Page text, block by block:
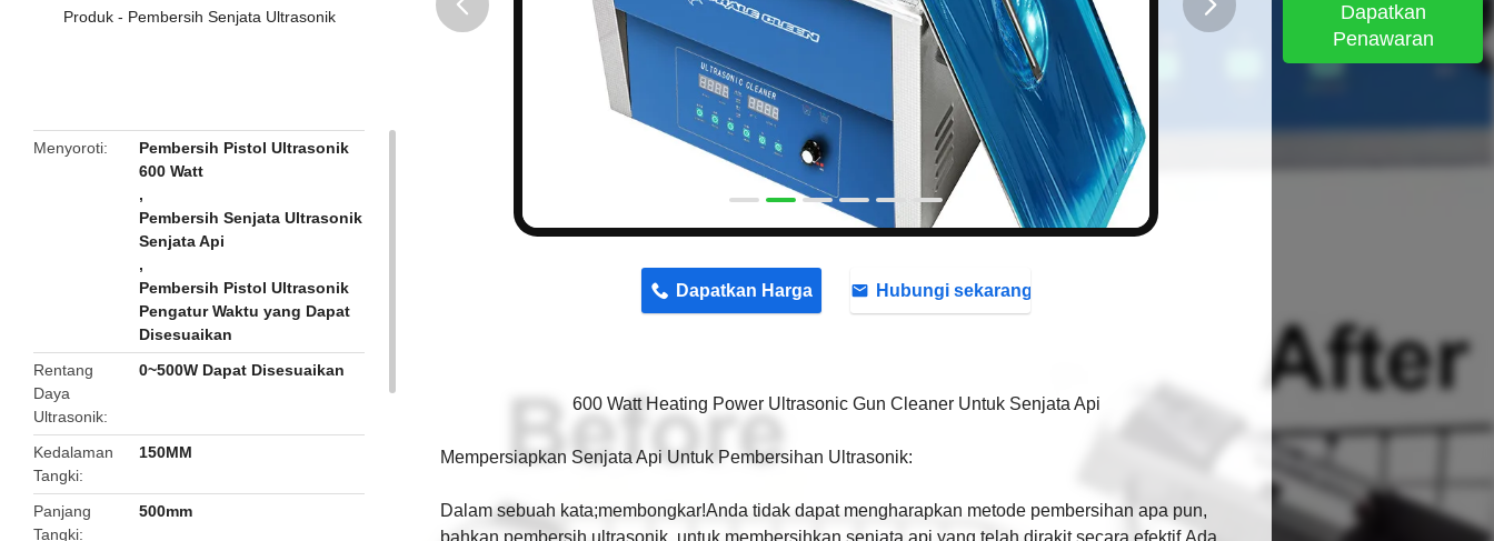
Produk- Pembersih Senjata Ultrasonik
Menyoroti
Pembersih Pistol Ultrasonik
600 Watt
,
Pembersih Senjata Ultrasonik
Senjata Api
,
Pembersih Pistol Ultrasonik
Pengatur Waktu yang Dapat
Disesuaikan
Rentang
Daya
Ultrasonik
0~500W Dapat Disesuaikan
Kedalaman
Tangki
150MM
Panjang
Tangki
500mm
Dapatkan Harga Hubungi sekarang
600 Watt Heating Power Ultrasonic Gun Cleaner Untuk Senjata Api
Mempersiapkan Senjata Api Untuk Pembersihan Ultrasonik:
Dalam sebuah kata;membongkar!Anda tidak dapat mengharapkan metode pembersihan apa pun,
Dapatkan
Penawaran